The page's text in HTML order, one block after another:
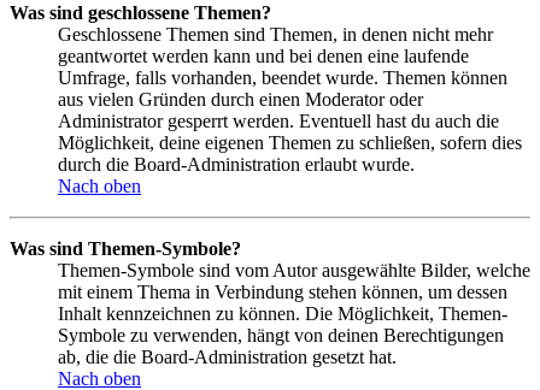
Was sind geschlossene Themen?
Geschlossene Themen sind Themen, in denen nicht mehr
geantwortet werden kann und bei denen eine laufende
Umfrage, falls vorhanden, beendet wurde. Themen können
aus vielen Gründen durch einen Moderator oder
Administrator gesperrt werden. Eventuell hast du auch die
Möglichkeit, deine eigenen Themen zu schließen, sofern dies
durch die Board-Administration erlaubt wurde.
Nach oben
Was sind Themen-Symbole?
Themen-Symbole sind vom Autor ausgewählte Bilder, welche
mit einem Thema in Verbindung stehen können, um dessen
Inhalt kennzeichnen zu können. Die Möglichkeit, Themen-
Symbole zu verwenden, hängt von deinen Berechtigungen
ab, die die Board-Administration gesetzt hat.
Nach oben